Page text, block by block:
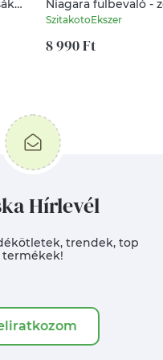
Niagara fülbevaló -
zen
SzitakotoEkszer
8 990 Ft
Hírlevél
trendek, top
termékek!